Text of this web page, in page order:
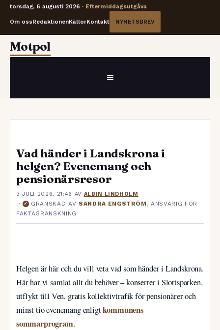
torsdag, 6 augusti 2026 · Eftermiddagsutgåva
Om ossRedaktionenKällorKontakt NYHETSBREV
HoppaMotpol
MENY
Vad händer i Landskrona i
helgen? Evenemang och
pensionärsresor
3 JULI 2026, 21:46 AV ALBIN LINDHOLM
· ✓ GRANSKAD AV SANDRA ENGSTRÖM , ANSVARIG FÖR
FAKTAGRANSKNING
Helgen är här och du vill veta vad som händer i Landskrona.
Här har vi samlat allt du behöver – konserter i Slottsparken,
utflykt till Ven, gratis kollektivtrafik för pensionärer och
minst tio evenemang enligtkommunens
sommarprogram.